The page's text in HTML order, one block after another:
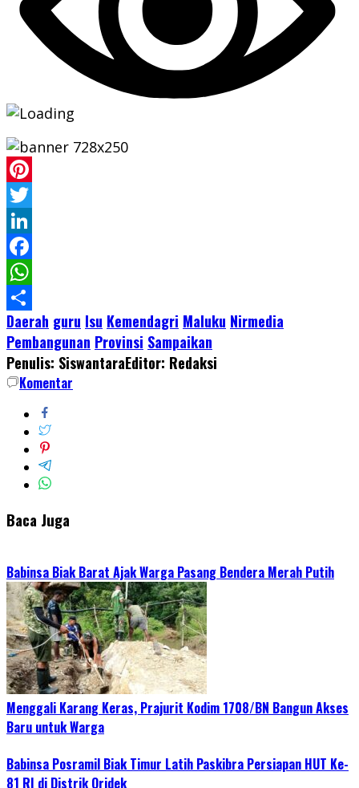
Pinterest
Twitter
LinkedIn
Facebook
WhatsApp
Share
Daerah guru Isu Kemendagri Maluku Nirmedia
Pembangunan Provinsi Sampaikan
Penulis: SiswantaraEditor: Redaksi
Komentar
Baca Juga
Babinsa Biak Barat Ajak Warga Pasang Bendera Merah Putih
Menggali Karang Keras, Prajurit Kodim 1708/BN Bangun Akses
Baru untuk Warga
Babinsa Posramil Biak Timur Latih Paskibra Persiapan HUT Ke-
81 RI di Distrik Oridek